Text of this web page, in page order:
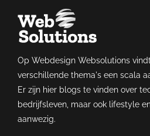
Op Webdesign Websolutions
verschillende thema's een scala
Er zijn hier blogs te vinden over
bedrijfsleven, maar ook lifestyle
aanwezig.